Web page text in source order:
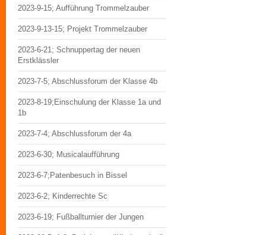
2023-9-15; Aufführung Trommelzauber
2023-9-13-15; Projekt Trommelzauber
2023-6-21; Schnuppertag der neuen
Erstklässler
2023-7-5; Abschlussforum der Klasse 4b
2023-8-19;Einschulung der Klasse 1a und
1b
2023-7-4; Abschlussforum der 4a
2023-6-30; Musicalaufführung
2023-6-7;Patenbesuch in Bissel
2023-6-2; Kinderrechte Sc
2023-6-19; Fußballturnier der Jungen